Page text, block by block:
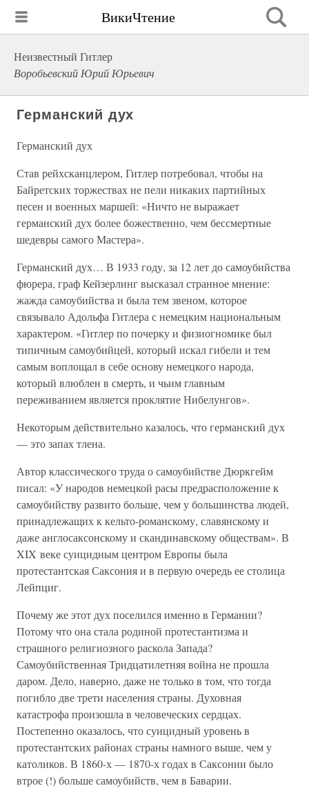
ВикиЧтение
Неизвестный Гитлер
Воробьевский Юрий Юрьевич
Германский дух
Германский дух
Став рейхсканцлером, Гитлер потребовал, чтобы на
Байретских торжествах не пели никаких партийных
песен и военных маршей: «Ничто не выражает
германский дух более божественно, чем бессмертные
шедевры самого Мастера».
Германский дух… В 1933 году, за 12 лет до самоубийства
фюрера, граф Кейзерлинг высказал странное мнение:
жажда самоубийства и была тем звеном, которое
связывало Адольфа Гитлера с немецким национальным
характером. «Гитлер по почерку и физиогномике был
типичным самоубийцей, который искал гибели и тем
самым воплощал в себе основу немецкого народа,
который влюблен в смерть, и чьим главным
переживанием является проклятие Нибелунгов».
Некоторым действительно казалось, что германский дух
— это запах тлена.
Автор классического труда о самоубийстве Дюркгейм
писал: «У народов немецкой расы предрасположение к
самоубийству развито больше, чем у большинства людей,
принадлежащих к кельто-романскому, славянскому и
даже англосаксонскому и скандинавскому обществам». В
XIX веке суицидным центром Европы была
протестантская Саксония и в первую очередь ее столица
Лейпциг.
Почему же этот дух поселился именно в Германии?
Потому что она стала родиной протестантизма и
страшного религиозного раскола Запада?
Самоубийственная Тридцатилетняя война не прошла
даром. Дело, наверно, даже не только в том, что тогда
погибло две трети населения страны. Духовная
катастрофа произошла в человеческих сердцах.
Постепенно оказалось, что суицидный уровень в
протестантских районах страны намного выше, чем у
католиков. В 1860-х — 1870-х годах в Саксонии было
втрое (!) больше самоубийств, чем в Баварии.